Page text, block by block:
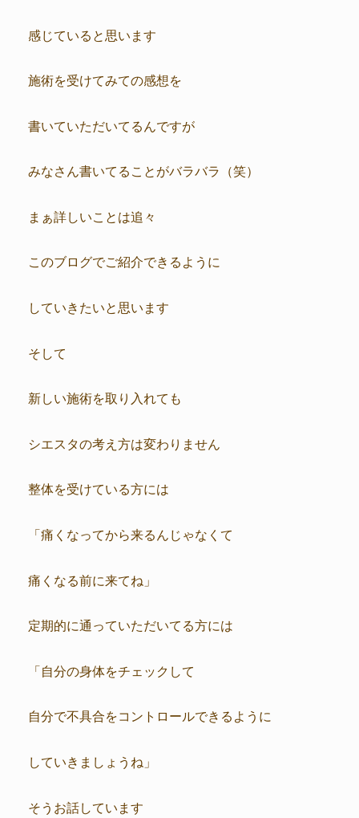
感じていると思います
施術を受けてみての感想を
書いていただいてるんですが
みなさん書いてることがバラバラ（笑）
まぁ詳しいことは追々
このブログでご紹介できるように
していきたいと思います
そして
新しい施術を取り入れても
シエスタの考え方は変わりません
整体を受けている方には
「痛くなってから来るんじゃなくて
痛くなる前に来てね」
定期的に通っていただいてる方には
「自分の身体をチェックして
自分で不具合をコントロールできるように
していきましょうね」
そうお話しています